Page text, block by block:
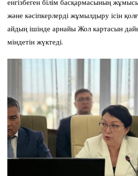
енгізбеген білім басқармасының
және кәсіпкерлерді жұмылдыру ісін
айдың ішінде арнайы Жол картасын
міндетін жүктеді.